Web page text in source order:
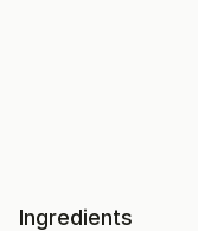
Ingredients